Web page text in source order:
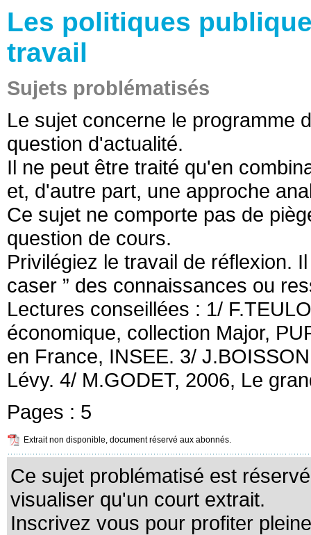
Les politiques
travail
Sujets problématisés
Le sujet concerne le programme
question d'actualité.
Il ne peut être traité qu'en
et, d'autre part, une approche
Ce sujet ne comporte pas de
question de cours.
Privilégiez le travail de réflexion.
caser ” des connaissances ou
Lectures conseillées : 1/
économique, collection Major,
en France, INSEE. 3/
Lévy. 4/ M.GODET, 2006, Le
Pages : 5
Extrait non disponible, document réservé aux abonnés.
Ce sujet problématisé est
visualiser qu'un court extrait.
Inscrivez vous pour profiter